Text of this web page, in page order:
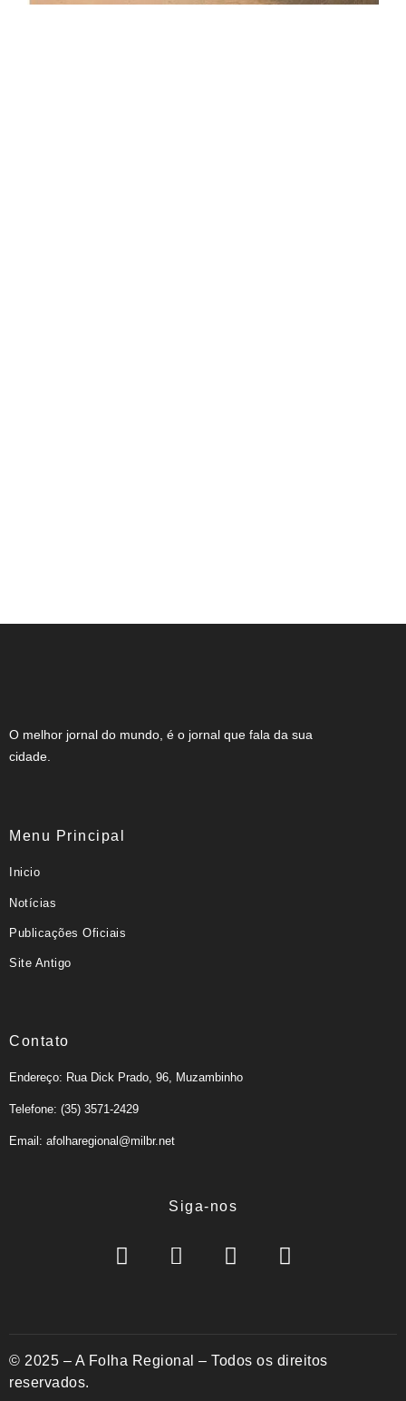
O melhor jornal do mundo, é o jornal que fala da sua
cidade.
Menu Principal
Inicio
Notícias
Publicações Oficiais
Site Antigo
Contato
Endereço: Rua Dick Prado, 96, Muzambinho
Telefone: (35) 3571-2429
Email: afolharegional@milbr.net
Siga-nos
© 2025 – A Folha Regional – Todos os direitos
reservados.